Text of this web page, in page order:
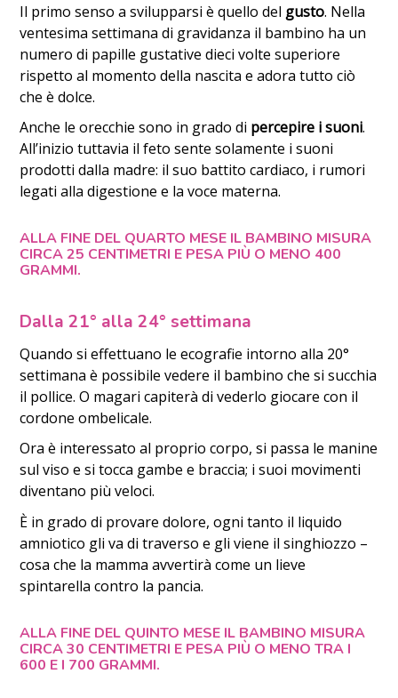
Il primo senso a svilupparsi è quello del gusto. Nella
ventesima settimana di gravidanza il bambino ha un
numero di papille gustative dieci volte superiore
rispetto al momento della nascita e adora tutto ciò
che è dolce.
Anche le orecchie sono in grado di percepire i suoni.
All’inizio tuttavia il feto sente solamente i suoni
prodotti dalla madre: il suo battito cardiaco, i rumori
legati alla digestione e la voce materna.
ALLA FINE DEL QUARTO MESE IL BAMBINO MISURA
CIRCA 25 CENTIMETRI E PESA PIÙ O MENO 400
GRAMMI.
Dalla 21° alla 24° settimana
Quando si effettuano le ecografie intorno alla 20°
settimana è possibile vedere il bambino che si succhia
il pollice. O magari capiterà di vederlo giocare con il
cordone ombelicale.
Ora è interessato al proprio corpo, si passa le manine
sul viso e si tocca gambe e braccia; i suoi movimenti
diventano più veloci.
È in grado di provare dolore, ogni tanto il liquido
amniotico gli va di traverso e gli viene il singhiozzo –
cosa che la mamma avvertirà come un lieve
spintarella contro la pancia.
ALLA FINE DEL QUINTO MESE IL BAMBINO MISURA
CIRCA 30 CENTIMETRI E PESA PIÙ O MENO TRA I
600 E I 700 GRAMMI.